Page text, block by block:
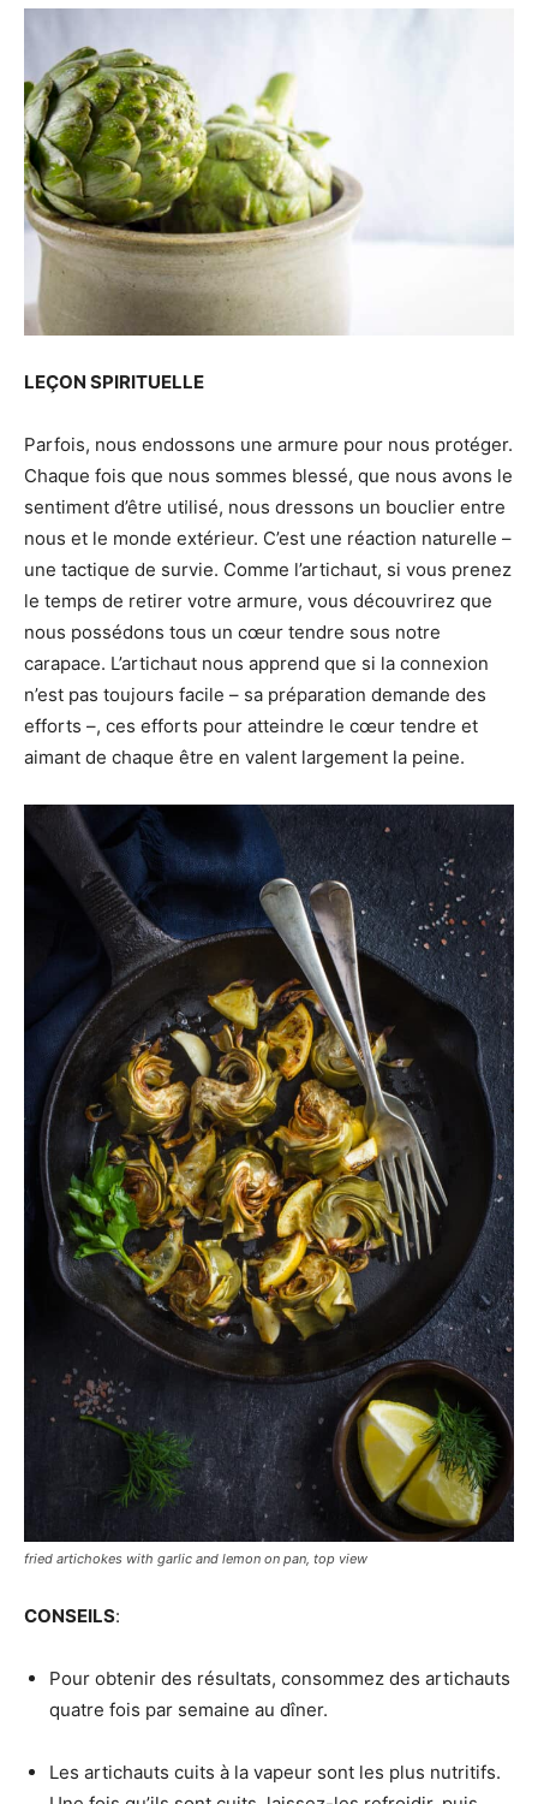
LEÇON SPIRITUELLE
Parfois, nous endossons une armure pour nous protéger.
Chaque fois que nous sommes blessé, que nous avons le
sentiment d’être utilisé, nous dressons un bouclier entre
nous et le monde extérieur. C’est une réaction naturelle –
une tactique de survie. Comme l’artichaut, si vous prenez
le temps de retirer votre armure, vous découvrirez que
nous possédons tous un cœur tendre sous notre
carapace. L’artichaut nous apprend que si la connexion
n’est pas toujours facile – sa préparation demande des
efforts –, ces efforts pour atteindre le cœur tendre et
aimant de chaque être en valent largement la peine.
fried artichokes with garlic and lemon on pan, top view
CONSEILS:
Pour obtenir des résultats, consommez des artichauts
quatre fois par semaine au dîner.
Les artichauts cuits à la vapeur sont les plus nutritifs.